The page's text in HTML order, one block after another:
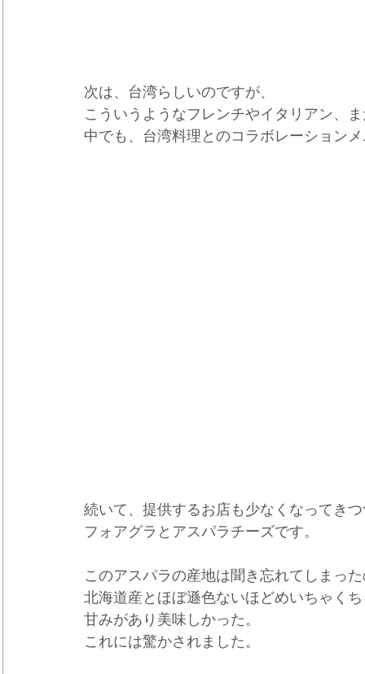
次は、台湾らしいのですが、
こういうようなフレンチやイタリアン、
中でも、台湾料理とのコラボレーション
続いて、提供するお店も少なくなってき
フォアグラとアスパラチーズです。
このアスパラの産地は聞き忘れてしまっ
北海道産とほぼ遜色ないほどめいちゃく
甘みがあり美味しかった。
これには驚かされました。